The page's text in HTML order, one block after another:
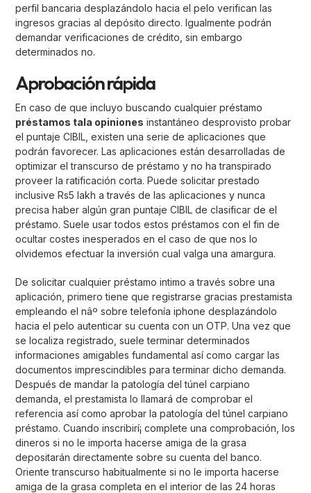
perfil bancaria desplazándolo hacia el pelo verifican las
ingresos gracias al depósito directo.Igualmente podrán
demandar verificaciones de crédito, sin embargo
determinados no.
Aprobación rápida
En caso de que incluyo buscando cualquier préstamo
préstamos tala opiniones instantáneo desprovisto probar
el puntaje CIBIL, existen una serie de aplicaciones que
podrán favorecer. Las aplicaciones están desarrolladas de
optimizar el transcurso de préstamo y no ha transpirado
proveer la ratificación corta. Puede solicitar prestado
inclusive Rs5 lakh a través de las aplicaciones y nunca
precisa haber algún gran puntaje CIBIL de clasificar de el
préstamo. Suele usar todos estos préstamos con el fin de
ocultar costes inesperados en el caso de que nos lo
olvidemos efectuar la inversión cual valga una amargura.
De solicitar cualquier préstamo intimo a través sobre una
aplicación, primero tiene que registrarse gracias prestamista
empleando el nâº sobre telefonía iphone desplazándolo
hacia el pelo autenticar su cuenta con un OTP. Una vez que
se localiza registrado, suele terminar determinados
informaciones amigables fundamental así­ como cargar las
documentos imprescindibles para terminar dicho demanda.
Después de mandar la patologí­a del túnel carpiano
demanda, el prestamista lo llamará de comprobar el
referencia así­ como aprobar la patologí­a del túnel carpiano
préstamo. Cuando inscribirí¡ complete una comprobación, los
dineros si no le importa hacerse amiga de la grasa
depositarán directamente sobre su cuenta del banco.
Oriente transcurso habitualmente si no le importa hacerse
amiga de la grasa completa en el interior de las 24 horas